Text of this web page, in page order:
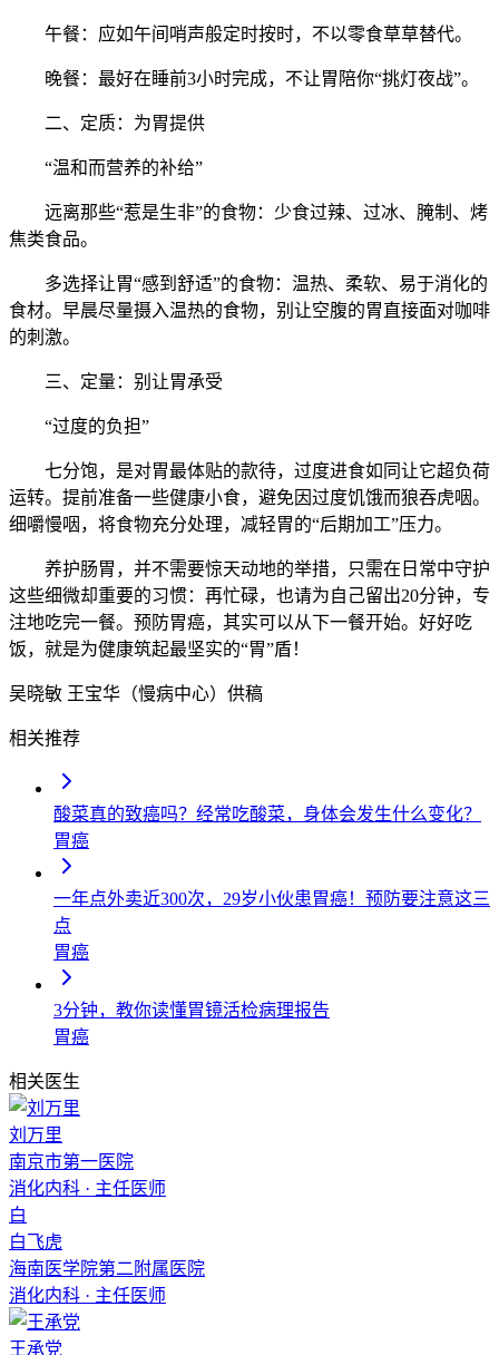
午餐：应如午间哨声般定时按时，不以零食草草替代。
晚餐：最好在睡前3小时完成，不让胃陪你“挑灯夜战”。
二、定质：为胃提供
“温和而营养的补给”
远离那些“惹是生非”的食物：少食过辣、过冰、腌制、烤
焦类食品。
多选择让胃“感到舒适”的食物：温热、柔软、易于消化的
食材。早晨尽量摄入温热的食物，别让空腹的胃直接面对咖啡
的刺激。
三、定量：别让胃承受
“过度的负担”
七分饱，是对胃最体贴的款待，过度进食如同让它超负荷
运转。提前准备一些健康小食，避免因过度饥饿而狼吞虎咽。
细嚼慢咽，将食物充分处理，减轻胃的“后期加工”压力。
养护肠胃，并不需要惊天动地的举措，只需在日常中守护
这些细微却重要的习惯：再忙碌，也请为自己留出20分钟，专
注地吃完一餐。预防胃癌，其实可以从下一餐开始。好好吃
饭，就是为健康筑起最坚实的“胃”盾！
吴晓敏 王宝华（慢病中心）供稿
相关推荐
酸菜真的致癌吗？经常吃酸菜，身体会发生什么变化？
胃癌
一年点外卖近300次，29岁小伙患胃癌！预防要注意这三
点
胃癌
3分钟，教你读懂胃镜活检病理报告
胃癌
相关医生
刘万里
南京市第一医院
消化内科 · 主任医师
白
白飞虎
海南医学院第二附属医院
消化内科 · 主任医师
王承党